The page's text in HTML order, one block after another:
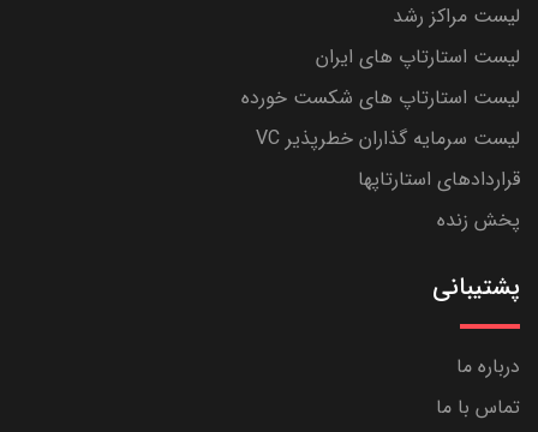
لیست مراکز رشد
لیست استارتاپ های ایران
لیست استارتاپ های شکست خورده
لیست سرمایه گذاران خطرپذیر VC
قراردادهای استارتاپها
پخش زنده
پشتیبانی
درباره ما
تماس با ما